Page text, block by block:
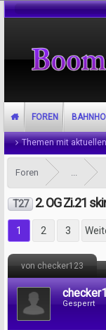
Foren ...
T27 2. OG Zi.21
1 2 3
von checker123
Gesperrt
FOREN
Themen mit